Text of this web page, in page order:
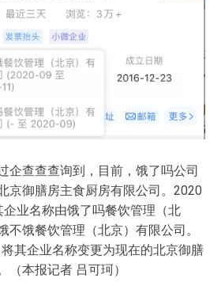
企查查查询到，目前，饿了吗公司
京御膳房主食厨房有限公司。2020
业名称由饿了吗餐饮管理（北
不饿餐饮管理（北京）有限公司。
其企业名称变更为现在的北京御膳
（本报记者 吕可珂）